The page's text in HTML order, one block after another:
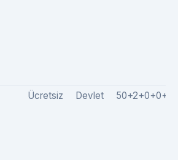
Ücretsiz Devlet 50+2+0+0+5